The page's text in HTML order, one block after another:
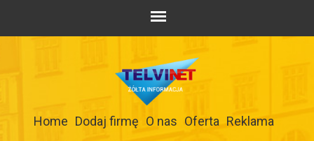
Home Dodaj firmę O nas Oferta Reklama